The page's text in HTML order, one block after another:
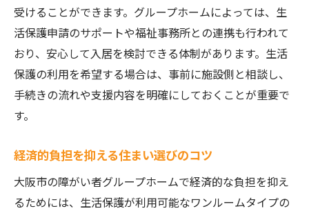
受けることができます。グループホームによっては、生
活保護申請のサポートや福祉事務所との連携も行われて
おり、安心して入居を検討できる体制があります。生活
保護の利用を希望する場合は、事前に施設側と相談し、
手続きの流れや支援内容を明確にしておくことが重要で
す。
経済的負担を抑える住まい選びのコツ
大阪市の障がい者グループホームで経済的な負担を抑え
るためには、生活保護が利用可能なワンルームタイプの